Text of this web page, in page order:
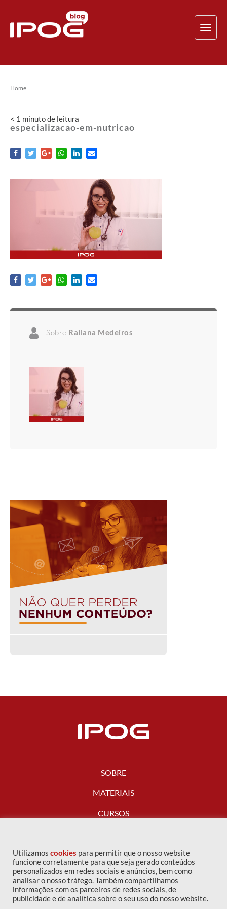
Home
< 1 minutode leitura
especializacao-em-nutricao
Sobre Railana Medeiros
SOBRE
MATERIAIS
CURSOS
FALE CONOSCO
Utilizamos cookies para permitir que o nosso website
funcione corretamente para que seja gerado conteúdos
personalizados em redes sociais e anúncios, bem como
analisar o nosso tráfego. Também compartilhamos
informações com os parceiros de redes sociais, de
publicidade e de analítica sobre o seu uso do nosso website.